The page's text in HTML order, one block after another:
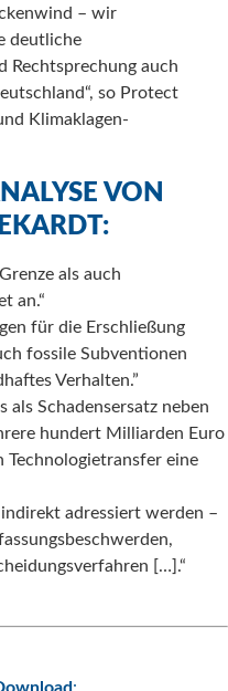
– wir
deutliche
Rechtsprechung auch
so Protect
Klimaklagen-
VON
als auch
an.“
für die Erschließung
fossile Subventionen
Verhalten.”
als Schadensersatz neben
hundert Milliarden Euro
Technologietransfer eine
adressiert werden –
[…].“
: